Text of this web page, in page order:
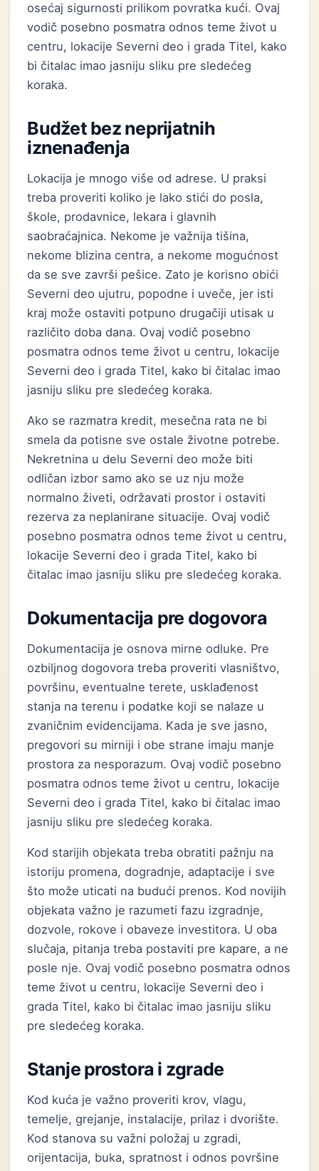
osećaj sigurnosti prilikom povratka kući. Ovaj
vodič posebno posmatra odnos teme život u
centru, lokacije Severni deo i grada Titel, kako
bi čitalac imao jasniju sliku pre sledećeg
koraka.
Budžet bez neprijatnih
iznenađenja
Lokacija je mnogo više od adrese. U praksi
treba proveriti koliko je lako stići do posla,
škole, prodavnice, lekara i glavnih
saobraćajnica. Nekome je važnija tišina,
nekome blizina centra, a nekome mogućnost
da se sve završi pešice. Zato je korisno obići
Severni deo ujutru, popodne i uveče, jer isti
kraj može ostaviti potpuno drugačiji utisak u
različito doba dana. Ovaj vodič posebno
posmatra odnos teme život u centru, lokacije
Severni deo i grada Titel, kako bi čitalac imao
jasniju sliku pre sledećeg koraka.
Ako se razmatra kredit, mesečna rata ne bi
smela da potisne sve ostale životne potrebe.
Nekretnina u delu Severni deo može biti
odličan izbor samo ako se uz nju može
normalno živeti, održavati prostor i ostaviti
rezerva za neplanirane situacije. Ovaj vodič
posebno posmatra odnos teme život u centru,
lokacije Severni deo i grada Titel, kako bi
čitalac imao jasniju sliku pre sledećeg koraka.
Dokumentacija pre dogovora
Dokumentacija je osnova mirne odluke. Pre
ozbiljnog dogovora treba proveriti vlasništvo,
površinu, eventualne terete, usklađenost
stanja na terenu i podatke koji se nalaze u
zvaničnim evidencijama. Kada je sve jasno,
pregovori su mirniji i obe strane imaju manje
prostora za nesporazum. Ovaj vodič posebno
posmatra odnos teme život u centru, lokacije
Severni deo i grada Titel, kako bi čitalac imao
jasniju sliku pre sledećeg koraka.
Kod starijih objekata treba obratiti pažnju na
istoriju promena, dogradnje, adaptacije i sve
što može uticati na budući prenos. Kod novijih
objekata važno je razumeti fazu izgradnje,
dozvole, rokove i obaveze investitora. U oba
slučaja, pitanja treba postaviti pre kapare, a ne
posle nje. Ovaj vodič posebno posmatra odnos
teme život u centru, lokacije Severni deo i
grada Titel, kako bi čitalac imao jasniju sliku
pre sledećeg koraka.
Stanje prostora i zgrade
Kod kuća je važno proveriti krov, vlagu,
temelje, grejanje, instalacije, prilaz i dvorište.
Kod stanova su važni položaj u zgradi,
orijentacija, buka, spratnost i odnos površine